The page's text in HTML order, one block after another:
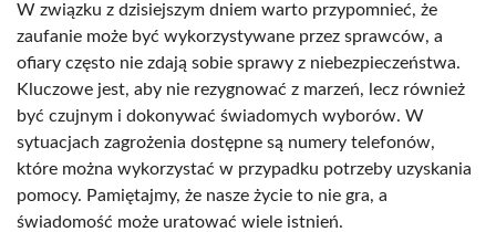
W związku z dzisiejszym dniem warto przypomnieć, że
zaufanie może być wykorzystywane przez sprawców, a
ofiary często nie zdają sobie sprawy z niebezpieczeństwa.
Kluczowe jest, aby nie rezygnować z marzeń, lecz również
być czujnym i dokonywać świadomych wyborów. W
sytuacjach zagrożenia dostępne są numery telefonów,
które można wykorzystać w przypadku potrzeby uzyskania
pomocy. Pamiętajmy, że nasze życie to nie gra, a
świadomość może uratować wiele istnień.